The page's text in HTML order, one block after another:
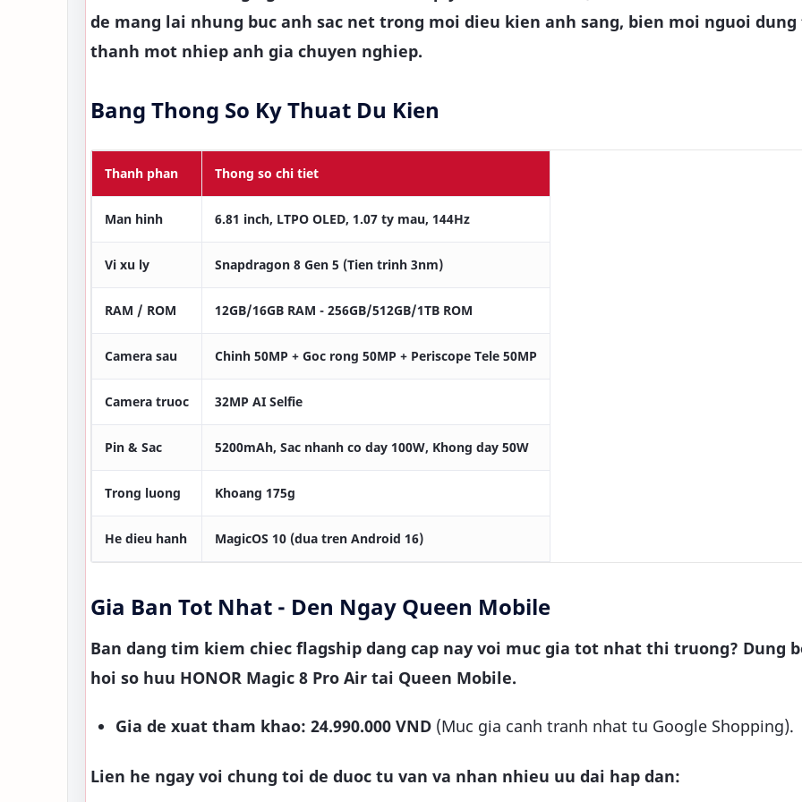
de mang lai nhung buc anh sac net trong moi dieu kien anh sang, bien moi nguoi
thanh mot nhiep anh gia chuyen nghiep.
Bang Thong So Ky Thuat Du Kien
Thanh phan Thong so chi tiet
Man hinh 6.81 inch, LTPO OLED, 1.07 ty mau, 144Hz
Vi xu ly Snapdragon 8 Gen 5 (Tien trinh 3nm)
RAM / ROM 12GB/16GB RAM - 256GB/512GB/1TB ROM
Camera sau Chinh 50MP + Goc rong 50MP + Periscope Tele 50MP
Camera truoc 32MP AI Selfie
Pin & Sac 5200mAh, Sac nhanh co day 100W, Khong day 50W
Trong luong Khoang 175g
He dieu hanh MagicOS 10 (dua tren Android 16)
Gia Ban Tot Nhat - Den Ngay Queen Mobile
Ban dang tim kiem chiec flagship dang cap nay voi muc gia tot nhat thi truong? Dung
hoi so huu HONOR Magic 8 Pro Air tai Queen Mobile.
Gia de xuat tham khao: 24.990.000 VND (Muc gia canh tranh nhat tu Google Shopping).
Lien he ngay voi chung toi de duoc tu van va nhan nhieu uu dai hap dan: